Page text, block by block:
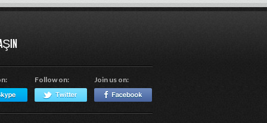
Follow on: Join us on: